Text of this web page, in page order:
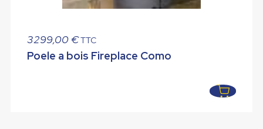
3299,00€TTC
Poele a bois Fireplace Como